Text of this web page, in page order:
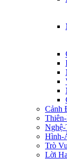
Cảnh
Hình-
Trò
Lời